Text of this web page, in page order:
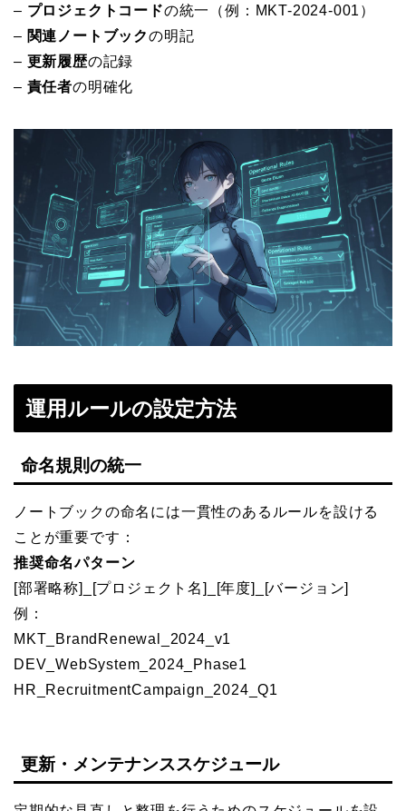
– プロジェクトコードの統一（例：MKT-2024-001）
– 関連ノートブックの明記
– 更新履歴の記録
– 責任者の明確化
運用ルールの設定方法
命名規則の統一
ノートブックの命名には一貫性のあるルールを設ける
ことが重要です：
推奨命名パターン
[部署略称]_[プロジェクト名]_[年度]_[バージョン]
例：
MKT_BrandRenewal_2024_v1
DEV_WebSystem_2024_Phase1
HR_RecruitmentCampaign_2024_Q1
更新・メンテナンススケジュール